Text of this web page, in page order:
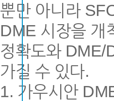
뿐만 아니라
DME 시장을 개
정확도와 DME/
가질 수 있다.
1. 가우시안